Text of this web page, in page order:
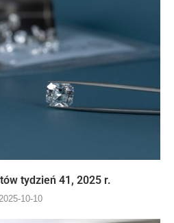
tydzień 41, 2025 r.
2025-10-10